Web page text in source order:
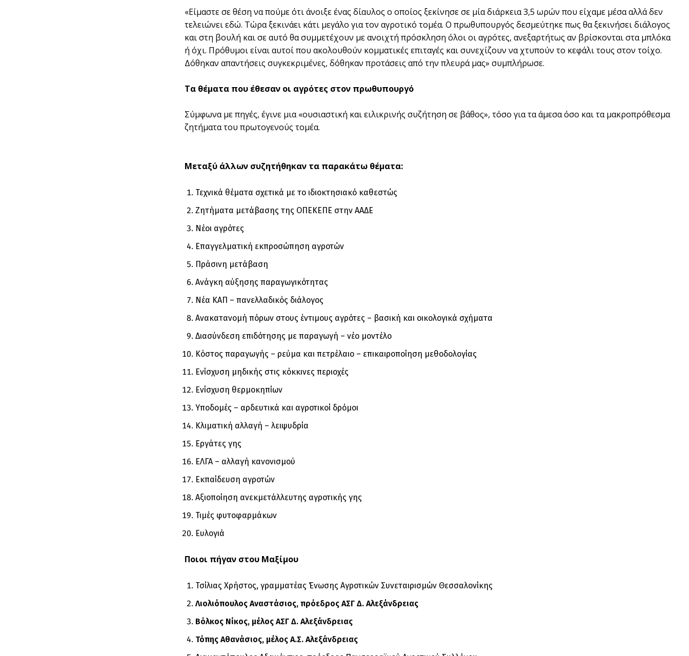
«Είμαστε σε θέση να πούμε ότι άνοιξε ένας δίαυλος ο οποίος ξεκίνησε σε μία διάρκεια 3,5 ωρών που είχαμε μέσα αλλά δεν
τελειώνει εδώ. Τώρα ξεκινάει κάτι μεγάλο για τον αγροτικό τομέα. Ο πρωθυπουργός δεσμεύτηκε πως θα ξεκινήσει διάλογος
και στη βουλή και σε αυτό θα συμμετέχουν με ανοιχτή πρόσκληση όλοι οι αγρότες, ανεξαρτήτως αν βρίσκονται στα μπλόκα
ή όχι. Πρόθυμοι είναι αυτοί που ακολουθούν κομματικές επιταγές και συνεχίζουν να χτυπούν το κεφάλι τους στον τοίχο.
Δόθηκαν απαντήσεις συγκεκριμένες, δόθηκαν προτάσεις από την πλευρά μας» συμπλήρωσε.
Τα θέματα που έθεσαν οι αγρότες στον πρωθυπουργό
Σύμφωνα με πηγές, έγινε μια «ουσιαστική και ειλικρινής συζήτηση σε βάθος», τόσο για τα άμεσα όσο και τα μακροπρόθεσμα
ζητήματα του πρωτογενούς τομέα.
Μεταξύ άλλων συζητήθηκαν τα παρακάτω θέματα:
Τεχνικά θέματα σχετικά με το ιδιοκτησιακό καθεστώς
Ζητήματα μετάβασης της ΟΠΕΚΕΠΕ στην ΑΑΔΕ
Νέοι αγρότες
Επαγγελματική εκπροσώπηση αγροτών
Πράσινη μετάβαση
Ανάγκη αύξησης παραγωγικότητας
Νέα ΚΑΠ – πανελλαδικός διάλογος
Ανακατανομή πόρων στους έντιμους αγρότες – βασική και οικολογικά σχήματα
Διασύνδεση επιδότησης με παραγωγή – νέο μοντέλο
Κόστος παραγωγής – ρεύμα και πετρέλαιο – επικαιροποίηση μεθοδολογίας
Ενίσχυση μηδικής στις κόκκινες περιοχές
Ενίσχυση θερμοκηπίων
Υποδομές – αρδευτικά και αγροτικοί δρόμοι
Κλιματική αλλαγή – λειψυδρία
Εργάτες γης
ΕΛΓΑ – αλλαγή κανονισμού
Εκπαίδευση αγροτών
Αξιοποίηση ανεκμετάλλευτης αγροτικής γης
Τιμές φυτοφαρμάκων
Ευλογιά
Ποιοι πήγαν στου Μαξίμου
Τσίλιας Χρήστος, γραμματέας Ένωσης Αγροτικών Συνεταιρισμών Θεσσαλονίκης
Λιολιόπουλος Αναστάσιος, πρόεδρος ΑΣΓ Δ. Αλεξάνδρειας
Βόλκος Νίκος, μέλος ΑΣΓ Δ. Αλεξάνδρειας
Τόπης Αθανάσιος, μέλος Α.Σ. Αλεξάνδρειας